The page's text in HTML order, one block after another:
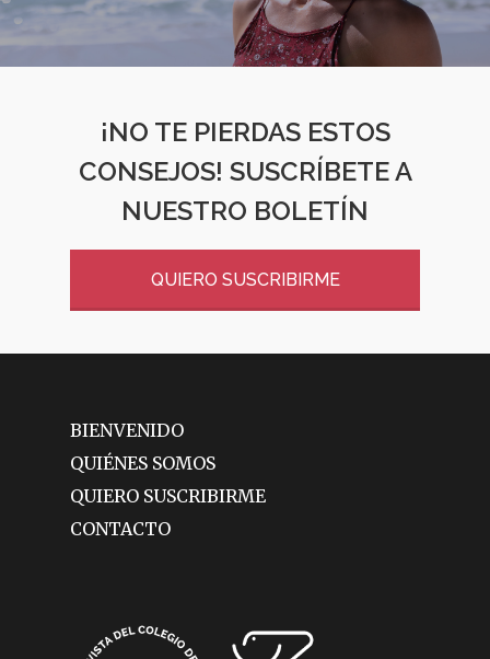
¡NO TE PIERDAS ESTOS
CONSEJOS! SUSCRÍBETE A
NUESTRO BOLETÍN
QUIERO SUSCRIBIRME
BIENVENIDO
QUIÉNES SOMOS
QUIERO SUSCRIBIRME
CONTACTO